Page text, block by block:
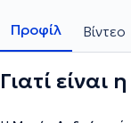
Προφίλ Βίντεο
Γιατί